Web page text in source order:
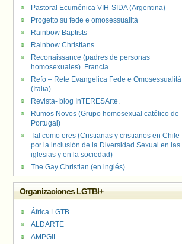
Pastoral Ecuménica VIH-SIDA (Argentina)
Progetto su fede e omosessualità
Rainbow Baptists
Rainbow Christians
Reconaissance (padres de personas
homosexuales). Francia
Refo – Rete Evangelica Fede e Omosessualità
(Italia)
Revista- blog InTERESArte.
Rumos Novos (Grupo homosexual católico de
Portugal)
Tal como eres (Cristianas y cristianos en Chile
por la inclusión de la Diversidad Sexual en las
iglesias y en la sociedad)
The Gay Christian (en inglés)
Organizaciones LGTBI+
África LGTB
ALDARTE
AMPGIL